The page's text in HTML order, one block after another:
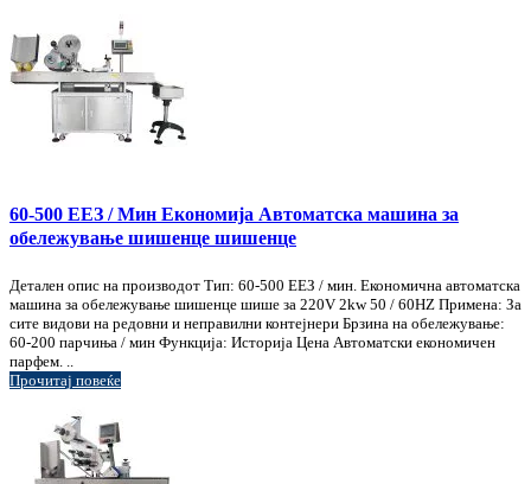
60-500 ЕЕЗ / Мин Економија Автоматска машина за
обележување шишенце шишенце
Детален опис на производот Тип: 60-500 ЕЕЗ / мин. Економична автоматска
машина за обележување шишенце шише за 220V 2kw 50 / 60HZ Примена: За
сите видови на редовни и неправилни контејнери Брзина на обележување:
60-200 парчиња / мин Функција: Историја Цена Автоматски економичен
парфем. ..
Прочитај повеќе